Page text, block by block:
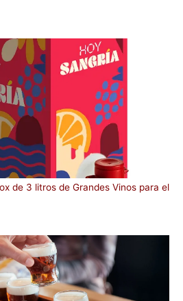
de 3 litros de Grandes Vinos para el